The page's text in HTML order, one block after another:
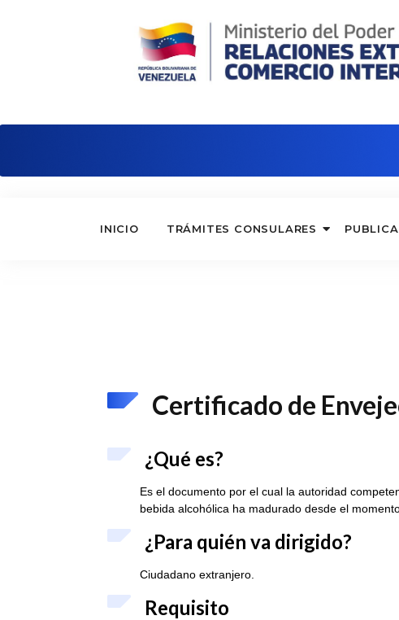
INICIO TRÁMITES CONSULARES
Certificado de
¿Qué es?
Es el documento por el cual la autoridad
bebida alcohólica ha madurado desde el
¿Para quién va dirigido?
Ciudadano extranjero.
Requisito